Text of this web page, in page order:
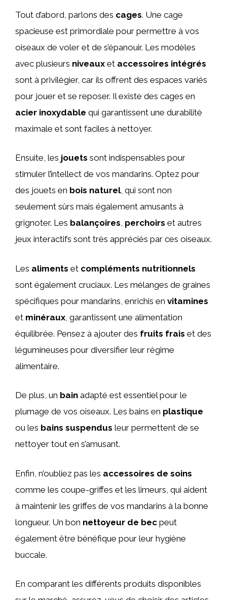
Tout d’abord, parlons des cages. Une cage
spacieuse est primordiale pour permettre à vos
oiseaux de voler et de s’épanouir. Les modèles
avec plusieurs niveaux et accessoires intégrés
sont à privilégier, car ils offrent des espaces variés
pour jouer et se reposer. Il existe des cages en
acier inoxydable qui garantissent une durabilité
maximale et sont faciles à nettoyer.
Ensuite, les jouets sont indispensables pour
stimuler l’intellect de vos mandarins. Optez pour
des jouets en bois naturel, qui sont non
seulement sûrs mais également amusants à
grignoter. Les balançoires, perchoirs et autres
jeux interactifs sont très appréciés par ces oiseaux.
Les aliments et compléments nutritionnels
sont également cruciaux. Les mélanges de graines
spécifiques pour mandarins, enrichis en vitamines
et minéraux , garantissent une alimentation
équilibrée. Pensez à ajouter des fruits frais et des
légumineuses pour diversifier leur régime
alimentaire.
De plus, un bain adapté est essentiel pour le
plumage de vos oiseaux. Les bains en plastique
ou les bains suspendus leur permettent de se
nettoyer tout en s’amusant.
Enfin, n’oubliez pas les accessoires de soins
comme les coupe-griffes et les limeurs, qui aident
à maintenir les griffes de vos mandarins à la bonne
longueur. Un bon nettoyeur de bec peut
également être bénéfique pour leur hygiène
buccale.
En comparant les différents produits disponibles